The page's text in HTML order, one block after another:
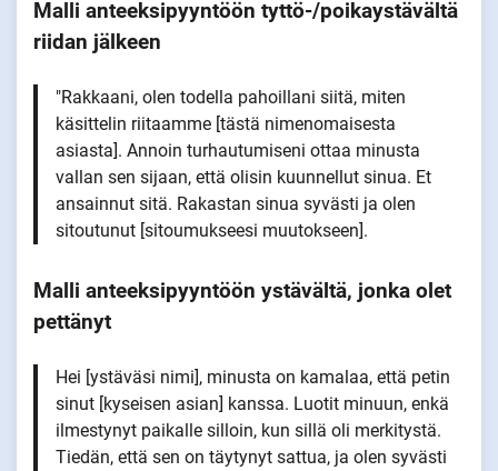
Malli anteeksipyyntöön tyttö-/poikaystävältä
riidan jälkeen
"Rakkaani, olen todella pahoillani siitä, miten
käsittelin riitaamme [tästä nimenomaisesta
asiasta]. Annoin turhautumiseni ottaa minusta
vallan sen sijaan, että olisin kuunnellut sinua. Et
ansainnut sitä. Rakastan sinua syvästi ja olen
sitoutunut [sitoumukseesi muutokseen].
Malli anteeksipyyntöön ystävältä, jonka olet
pettänyt
Hei [ystäväsi nimi], minusta on kamalaa, että petin
sinut [kyseisen asian] kanssa. Luotit minuun, enkä
ilmestynyt paikalle silloin, kun sillä oli merkitystä.
Tiedän, että sen on täytynyt sattua, ja olen syvästi